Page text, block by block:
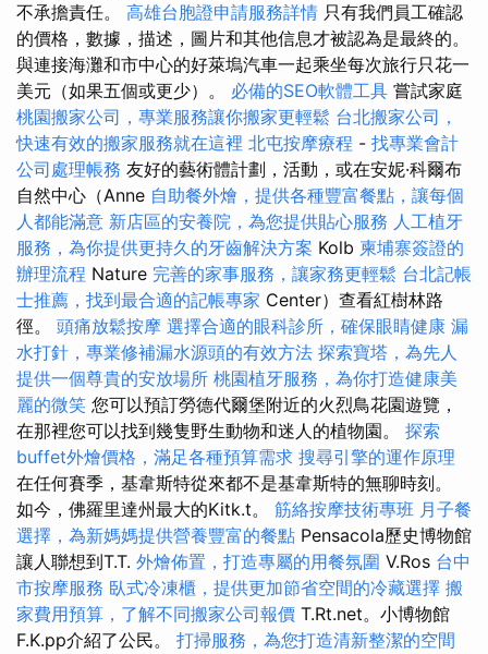
不承擔責任。 高雄台胞證申請服務詳情 只有我們員工確認
的價格，數據，描述，圖片和其他信息才被認為是最終的。
與連接海灘和市中心的好萊塢汽車一起乘坐每次旅行只花一
美元（如果五個或更少）。 必備的SEO軟體工具 嘗試家庭
桃園搬家公司，專業服務讓你搬家更輕鬆 台北搬家公司，
快速有效的搬家服務就在這裡 北屯按摩療程 - 找專業會計
公司處理帳務 友好的藝術體計劃，活動，或在安妮·科爾布
自然中心（Anne 自助餐外燴，提供各種豐富餐點，讓每個
人都能滿意 新店區的安養院，為您提供貼心服務 人工植牙
服務，為你提供更持久的牙齒解決方案 Kolb 柬埔寨簽證的
辦理流程 Nature 完善的家事服務，讓家務更輕鬆 台北記帳
士推薦，找到最合適的記帳專家 Center）查看紅樹林路
徑。 頭痛放鬆按摩 選擇合適的眼科診所，確保眼睛健康 漏
水打針，專業修補漏水源頭的有效方法 探索寶塔，為先人
提供一個尊貴的安放場所 桃園植牙服務，為你打造健康美
麗的微笑 您可以預訂勞德代爾堡附近的火烈鳥花園遊覽，
在那裡您可以找到幾隻野生動物和迷人的植物園。 探索
buffet外燴價格，滿足各種預算需求 搜尋引擎的運作原理
在任何賽季，基韋斯特從來都不是基韋斯特的無聊時刻。
如今，佛羅里達州最大的Kitk.t。 筋絡按摩技術專班 月子餐
選擇，為新媽媽提供營養豐富的餐點 Pensacola歷史博物館
讓人聯想到T.T. 外燴佈置，打造專屬的用餐氛圍 V.Ros 台中
市按摩服務 臥式冷凍櫃，提供更加節省空間的冷藏選擇 搬
家費用預算，了解不同搬家公司報價 T.Rt.net。小博物館
F.K.pp介紹了公民。 打掃服務，為您打造清新整潔的空間